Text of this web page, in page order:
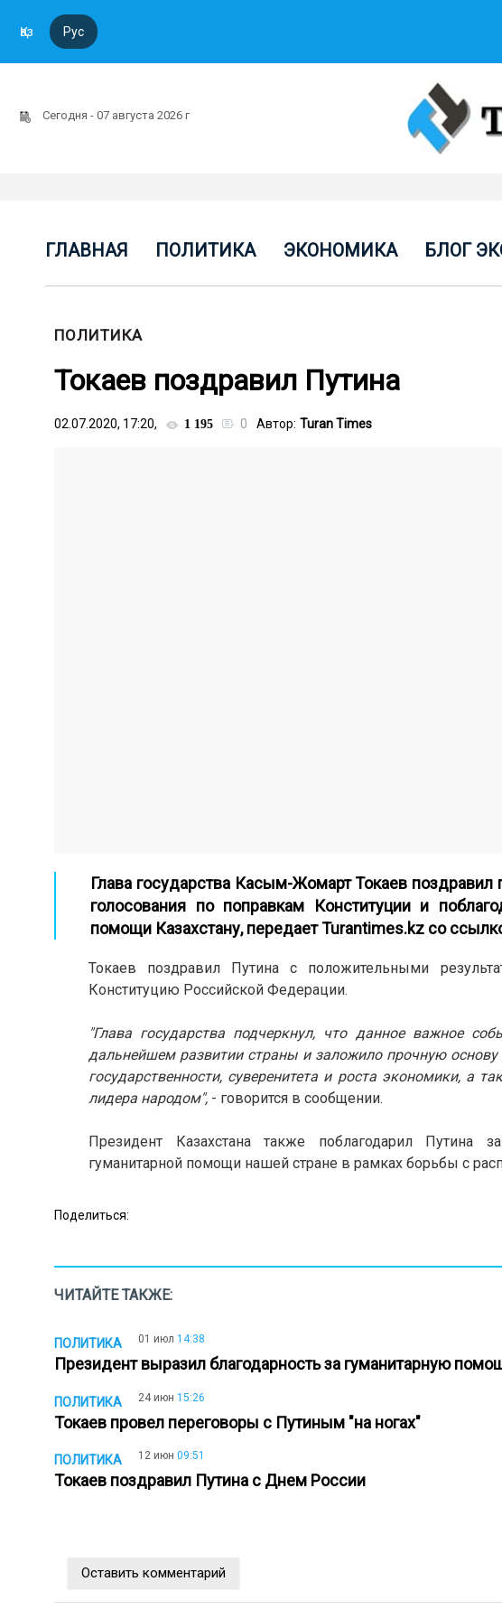
Қаз Рус
Сегодня - 07 августа 2026 г
ГЛАВНАЯ ПОЛИТИКА ЭКОНОМИКА БЛОГ
ПОЛИТИКА
Токаев поздравил Путина
02.07.2020, 17:20, 1 195 0 Автор: Turan Times
Глава государства Касым-Жомарт Токаев
голосования по поправкам Конституции и
помощи Казахстану, передаетTurantimes.kz со
Токаев поздравил Путина с положительными
Конституцию Российской Федерации.
"Глава государства подчеркнул, что данное важное
дальнейшем развитии страны и заложило прочную
государственности, суверенитета и роста экономики, а
лидера народом", - говорится в сообщении.
Президент Казахстана также поблагодарил Путина
гуманитарной помощи нашей стране в рамках борьбы с
Поделиться:
ЧИТАЙТЕ ТАКЖЕ:
ПОЛИТИКА 01 июл 14:38
Президент выразил благодарность за гуманитарную
ПОЛИТИКА 24 июн 15:26
Токаев провел переговоры с Путиным "на ногах"
ПОЛИТИКА 12 июн 09:51
Токаев поздравил Путина с Днем России
Оставить комментарий